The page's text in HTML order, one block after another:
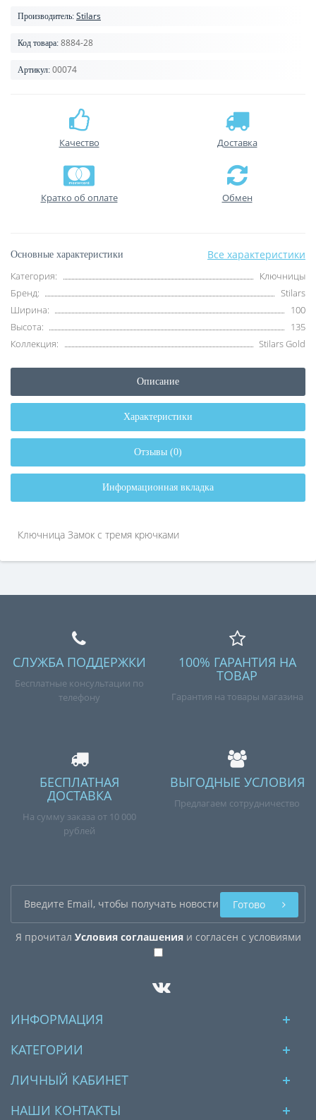
Производитель: Stilars
Код товара: 8884-28
Артикул: 00074
Качество Доставка
Кратко об оплате Обмен
Основные характеристики Все характеристики
Категория:
Ключницы
Бренд:
Stilars
Ширина:
100
Высота:
135
Коллекция:
Stilars Gold
Описание
Характеристики
Отзывы (0)
Информационная вкладка
Ключница Замок с тремя крючками
СЛУЖБА ПОДДЕРЖКИ
Бесплатные консультации по
телефону
100% ГАРАНТИЯ НА
ТОВАР
Гарантия на товары магазина
БЕСПЛАТНАЯ
ДОСТАВКА
На сумму заказа от 10 000
рублей
ВЫГОДНЫЕ УСЛОВИЯ
Предлагаем сотрудничество
Я прочитал Условия соглашенияи согласен с условиями
Готово
ИНФОРМАЦИЯ
КАТЕГОРИИ
ЛИЧНЫЙ КАБИНЕТ
НАШИ КОНТАКТЫ